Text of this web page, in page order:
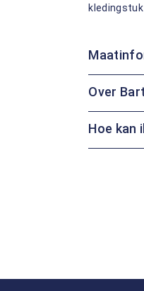
Over
Hoe kan